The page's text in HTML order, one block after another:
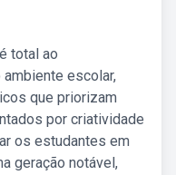
total ao
escolar,
que priorizam
por criatividade
os estudantes em
geração notável,